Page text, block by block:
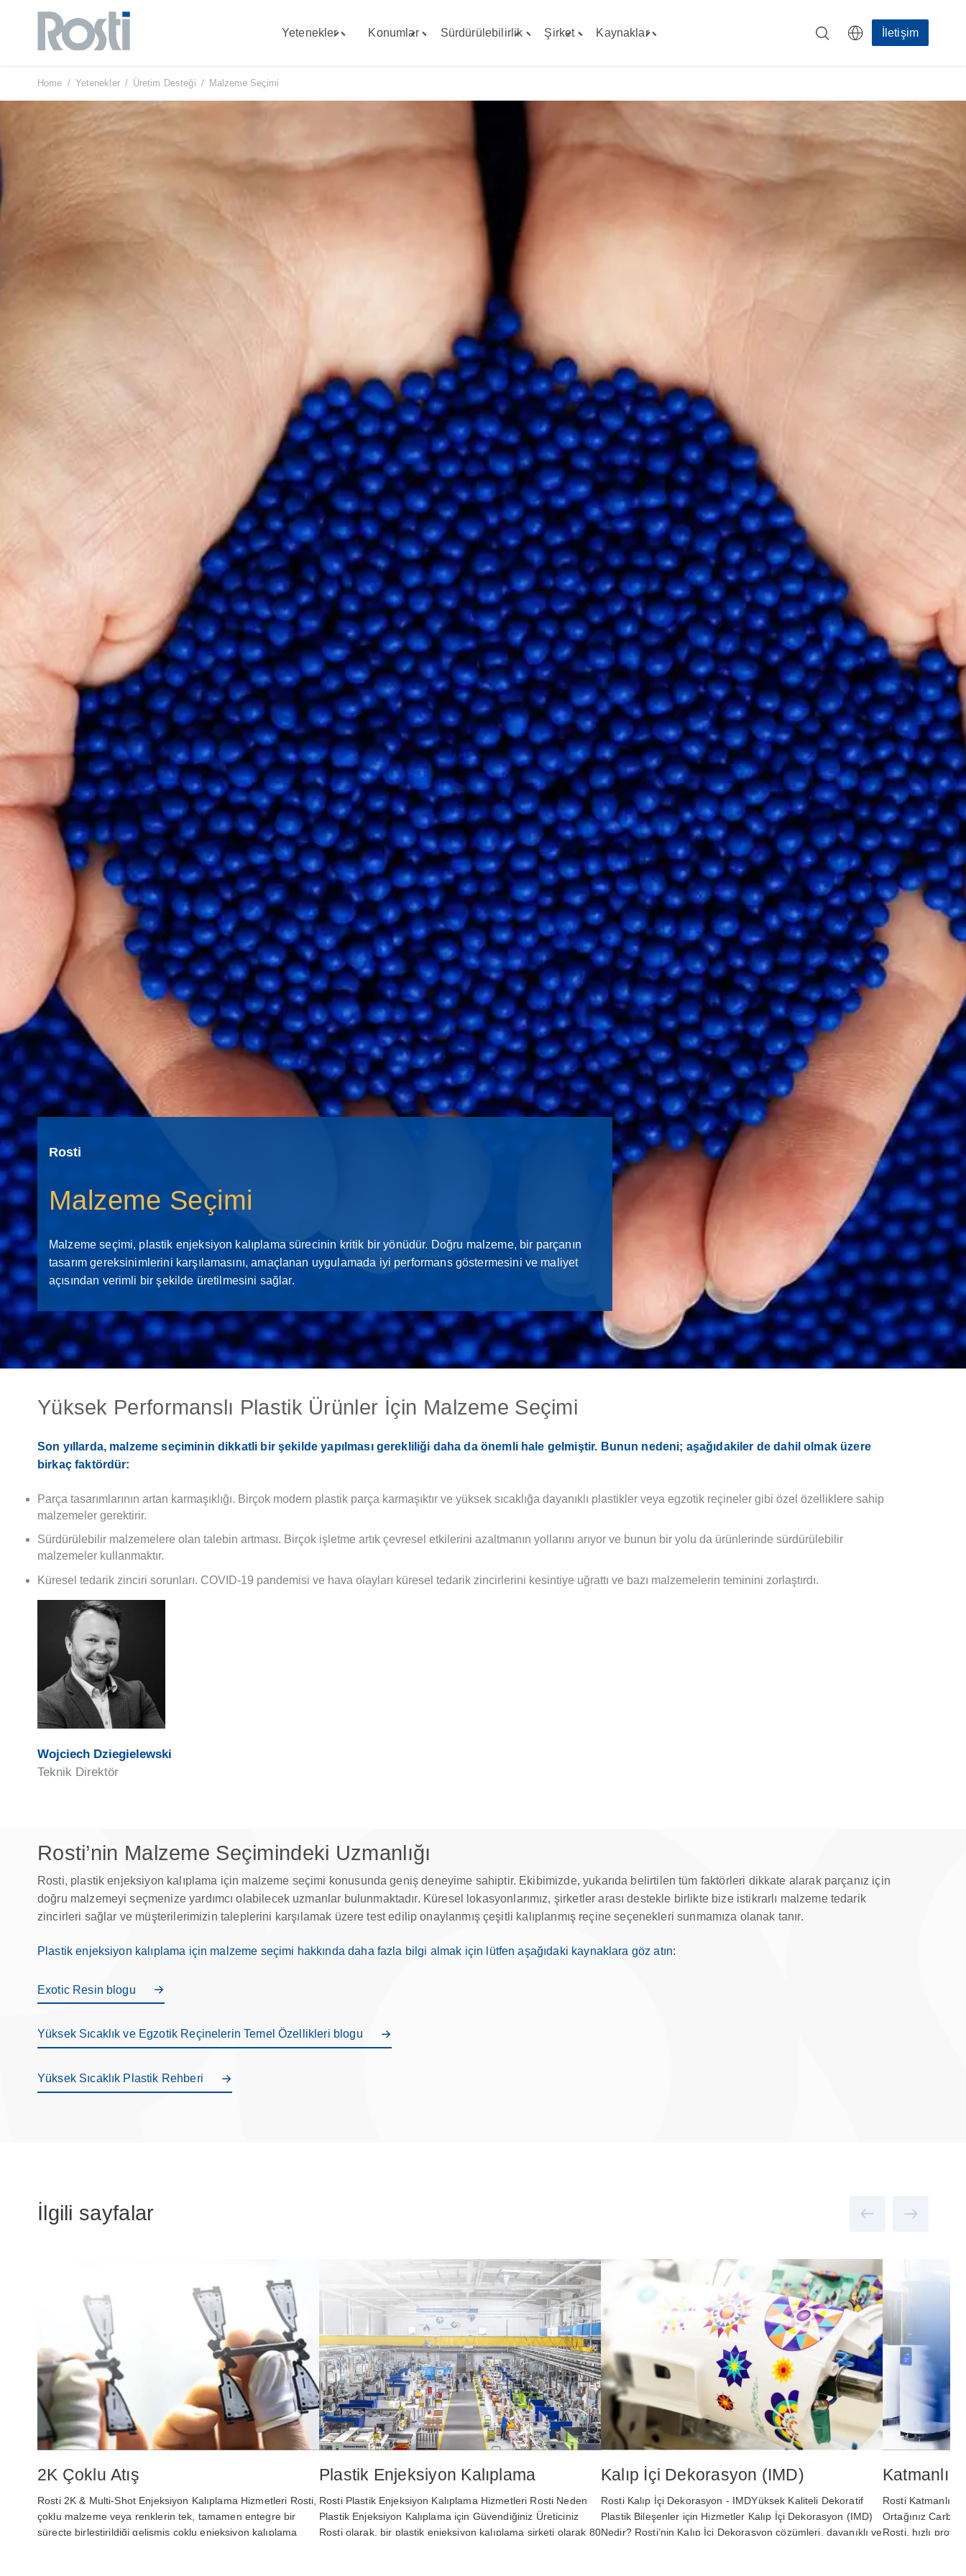
Skip
Yetenekler
Toggle
Konumlar
Toggle
Sürdürülebilirlik
Toggle
Şirket
Toggle
Kaynaklar İletişim
Home / Yetenekler / Üretim Desteği / Malzeme Seçimi
Rosti
Malzeme Seçimi
Malzeme seçimi, plastik enjeksiyon kalıplama sürecinin kritik bir yönüdür. Doğru malzeme, bir parçanın
tasarım gereksinimlerini karşılamasını, amaçlanan uygulamada iyi performans göstermesini ve maliyet
açısından verimli bir şekilde üretilmesini sağlar.
Yüksek Performanslı Plastik Ürünler İçin Malzeme Seçimi
Son yıllarda, malzeme seçiminin dikkatli bir şekilde yapılması gerekliliği daha da önemli hale gelmiştir. Bunun nedeni; aşağıdakiler de dahil olmak üzere
birkaç faktördür:
Parça tasarımlarının artan karmaşıklığı. Birçok modern plastik parça karmaşıktır ve yüksek sıcaklığa dayanıklı plastikler veya egzotik reçineler gibi özel özelliklere sahip
malzemeler gerektirir.
Sürdürülebilir malzemelere olan talebin artması. Birçok işletme artık çevresel etkilerini azaltmanın yollarını arıyor ve bunun bir yolu da ürünlerinde sürdürülebilir
malzemeler kullanmaktır.
Küresel tedarik zinciri sorunları. COVID-19 pandemisi ve hava olayları küresel tedarik zincirlerini kesintiye uğrattı ve bazı malzemelerin teminini zorlaştırdı.
Wojciech Dziegielewski
Teknik Direktör
Rosti’nin Malzeme Seçimindeki Uzmanlığı
Rosti, plastik enjeksiyon kalıplama için malzeme seçimi konusunda geniş deneyime sahiptir. Ekibimizde, yukarıda belirtilen tüm faktörleri dikkate alarak parçanız için
doğru malzemeyi seçmenize yardımcı olabilecek uzmanlar bulunmaktadır. Küresel lokasyonlarımız, şirketler arası destekle birlikte bize istikrarlı malzeme tedarik
zincirleri sağlar ve müşterilerimizin taleplerini karşılamak üzere test edilip onaylanmış çeşitli kalıplanmış reçine seçenekleri sunmamıza olanak tanır.
Plastik enjeksiyon kalıplama için malzeme seçimi hakkında daha fazla bilgi almak için lütfen aşağıdaki kaynaklara göz atın:
Exotic Resin blogu
Yüksek Sıcaklık ve Egzotik Reçinelerin Temel Özellikleri blogu
Yüksek Sıcaklık Plastik Rehberi
2K Çoklu Atış
Rosti 2K & Multi‑Shot Enjeksiyon Kalıplama Hizmetleri Rosti,
çoklu malzeme veya renklerin tek, tamamen entegre bir
süreçte birleştirildiği gelişmiş çoklu enjeksiyon kalıplama
Plastik Enjeksiyon Kalıplama
Rosti Plastik Enjeksiyon Kalıplama Hizmetleri Rosti Neden
Plastik Enjeksiyon Kalıplama için Güvendiğiniz Üreticiniz
Rosti olarak, bir plastik enjeksiyon kalıplama şirketi olarak 80
Kalıp İçi Dekorasyon (IMD)
Rosti Kalıp İçi Dekorasyon - IMDYüksek Kaliteli Dekoratif
Plastik Bileşenler için Hizmetler Kalıp İçi Dekorasyon (IMD)
Nedir? Rosti’nin Kalıp İçi Dekorasyon çözümleri, dayanıklı ve
Katmanlı
Rosti Katmanlı
Ortağınız
Rosti, hızlı
İlgili sayfalar